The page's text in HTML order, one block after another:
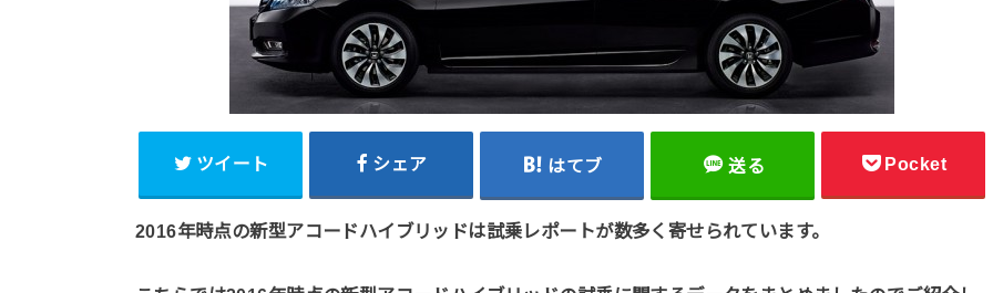
ツイート シェア はてブ 送る Pocket
2016年時点の新型アコードハイブリッドは試乗レポートが数多く寄せられています。